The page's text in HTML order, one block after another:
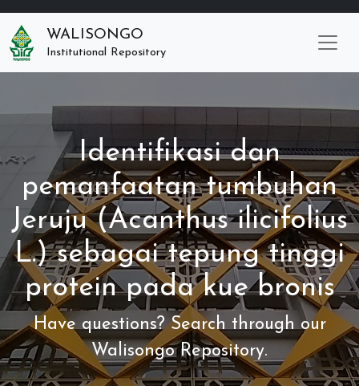
WALISONGO
Institutional Repository
Identifikasi dan
pemanfaatan tumbuhan
Jeruju (Acanthus ilicifolius
L.) sebagai tepung tinggi
protein pada kue bronis
Have questions? Search through our
Walisongo Repository.